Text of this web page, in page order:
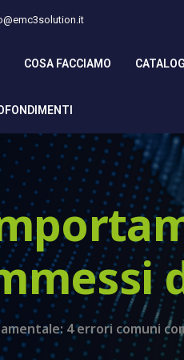
COSA FACCIAMO
4 errori comuni